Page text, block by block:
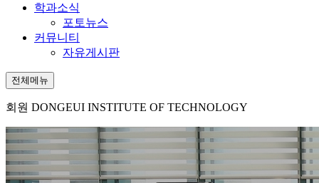
학과소식
포토뉴스
커뮤니티
자유게시판
전체메뉴
회원 DONGEUI INSTITUTE OF TECHNOLOGY